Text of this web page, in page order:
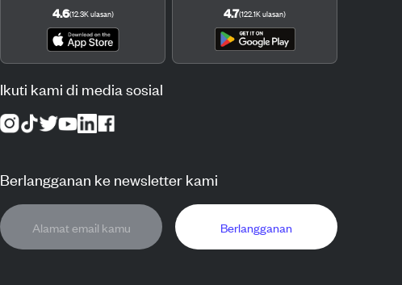
4.6(12.3Kulasan) 4.7(122.1Kulasan)
Ikuti kami di media sosial
Berlangganan ke newsletter kami
Berlangganan